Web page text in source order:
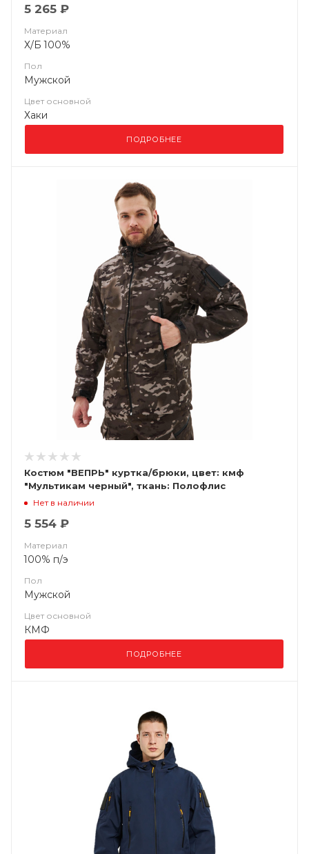
5 265 ₽
Материал
Х/Б 100%
Пол
Мужской
Цвет основной
Хаки
ПОДРОБНЕЕ
Костюм "ВЕПРЬ" куртка/брюки, цвет: кмф
"Мультикам черный", ткань: Полофлис
Нет в наличии
5 554 ₽
Материал
100% п/э
Пол
Мужской
Цвет основной
КМФ
ПОДРОБНЕЕ